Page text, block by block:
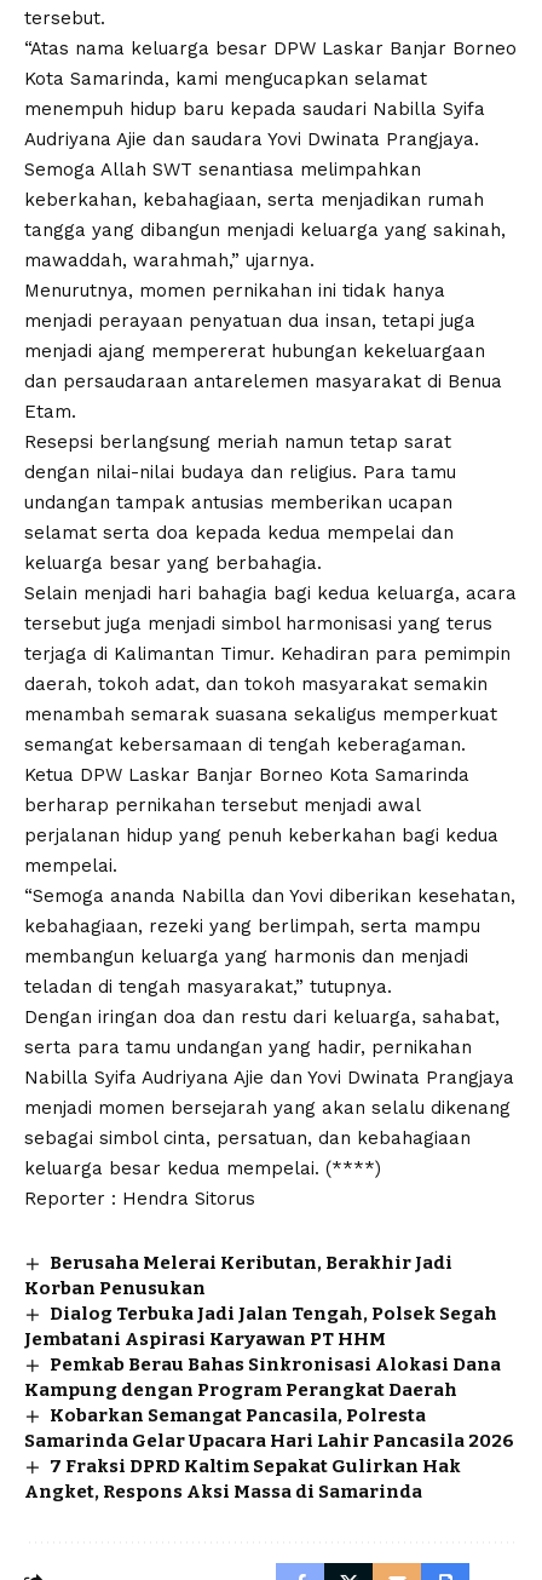
tersebut.
“Atas nama keluarga besar DPW Laskar Banjar Borneo
Kota Samarinda, kami mengucapkan selamat
menempuh hidup baru kepada saudari Nabilla Syifa
Audriyana Ajie dan saudara Yovi Dwinata Prangjaya.
Semoga Allah SWT senantiasa melimpahkan
keberkahan, kebahagiaan, serta menjadikan rumah
tangga yang dibangun menjadi keluarga yang sakinah,
mawaddah, warahmah,” ujarnya.
Menurutnya, momen pernikahan ini tidak hanya
menjadi perayaan penyatuan dua insan, tetapi juga
menjadi ajang mempererat hubungan kekeluargaan
dan persaudaraan antarelemen masyarakat di Benua
Etam.
Resepsi berlangsung meriah namun tetap sarat
dengan nilai-nilai budaya dan religius. Para tamu
undangan tampak antusias memberikan ucapan
selamat serta doa kepada kedua mempelai dan
keluarga besar yang berbahagia.
Selain menjadi hari bahagia bagi kedua keluarga, acara
tersebut juga menjadi simbol harmonisasi yang terus
terjaga di Kalimantan Timur. Kehadiran para pemimpin
daerah, tokoh adat, dan tokoh masyarakat semakin
menambah semarak suasana sekaligus memperkuat
semangat kebersamaan di tengah keberagaman.
Ketua DPW Laskar Banjar Borneo Kota Samarinda
berharap pernikahan tersebut menjadi awal
perjalanan hidup yang penuh keberkahan bagi kedua
mempelai.
“Semoga ananda Nabilla dan Yovi diberikan kesehatan,
kebahagiaan, rezeki yang berlimpah, serta mampu
membangun keluarga yang harmonis dan menjadi
teladan di tengah masyarakat,” tutupnya.
Dengan iringan doa dan restu dari keluarga, sahabat,
serta para tamu undangan yang hadir, pernikahan
Nabilla Syifa Audriyana Ajie dan Yovi Dwinata Prangjaya
menjadi momen bersejarah yang akan selalu dikenang
sebagai simbol cinta, persatuan, dan kebahagiaan
keluarga besar kedua mempelai. (****)
Reporter : Hendra Sitorus
Berusaha Melerai Keributan, Berakhir Jadi
Korban Penusukan
Dialog Terbuka Jadi Jalan Tengah, Polsek Segah
Jembatani Aspirasi Karyawan PT HHM
Pemkab Berau Bahas Sinkronisasi Alokasi Dana
Kampung dengan Program Perangkat Daerah
Kobarkan Semangat Pancasila, Polresta
Samarinda Gelar Upacara Hari Lahir Pancasila 2026
7 Fraksi DPRD Kaltim Sepakat Gulirkan Hak
Angket, Respons Aksi Massa di Samarinda